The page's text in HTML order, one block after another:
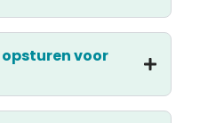
voor